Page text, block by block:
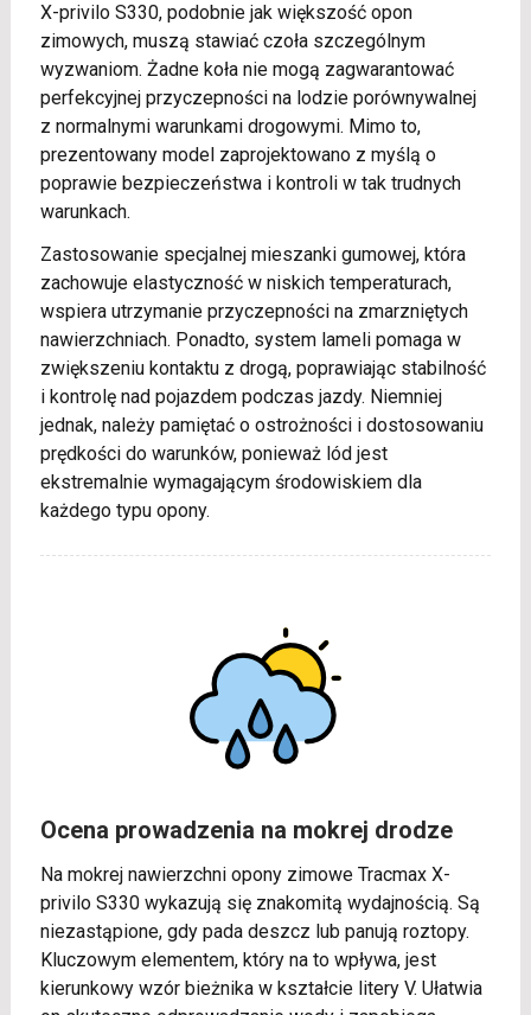
X-privilo S330, podobnie jak większość opon
zimowych, muszą stawiać czoła szczególnym
wyzwaniom. Żadne koła nie mogą zagwarantować
perfekcyjnej przyczepności na lodzie porównywalnej
z normalnymi warunkami drogowymi. Mimo to,
prezentowany model zaprojektowano z myślą o
poprawie bezpieczeństwa i kontroli w tak trudnych
warunkach.
Zastosowanie specjalnej mieszanki gumowej, która
zachowuje elastyczność w niskich temperaturach,
wspiera utrzymanie przyczepności na zmarzniętych
nawierzchniach. Ponadto, system lameli pomaga w
zwiększeniu kontaktu z drogą, poprawiając stabilność
i kontrolę nad pojazdem podczas jazdy. Niemniej
jednak, należy pamiętać o ostrożności i dostosowaniu
prędkości do warunków, ponieważ lód jest
ekstremalnie wymagającym środowiskiem dla
każdego typu opony.
Ocena prowadzenia na mokrej drodze
Na mokrej nawierzchni opony zimowe Tracmax X-
privilo S330 wykazują się znakomitą wydajnością. Są
niezastąpione, gdy pada deszcz lub panują roztopy.
Kluczowym elementem, który na to wpływa, jest
kierunkowy wzór bieżnika w kształcie litery V. Ułatwia